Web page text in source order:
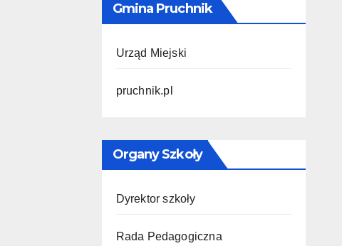
Gmina Pruchnik
Urząd Miejski
pruchnik.pl
Organy Szkoły
Dyrektor szkoły
Rada Pedagogiczna